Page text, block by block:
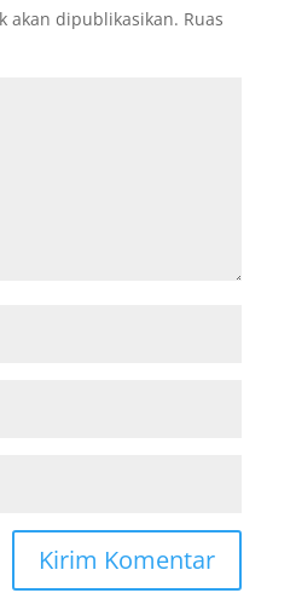
akan dipublikasikan. Ruas